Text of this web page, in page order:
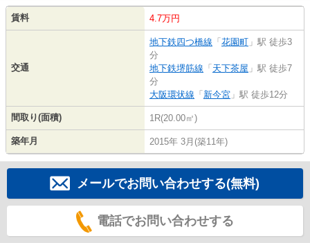
賃料 4.7万円
交通
地下鉄四つ橋線 「 花園町 」駅 徒歩3
分
地下鉄堺筋線 「 天下茶屋 」駅 徒歩7
分
大阪環状線 「 新今宮 」駅 徒歩12分
間取り(面積) 1R(20.00㎡)
築年月 2015年 3月(築11年)
メールでお問い合わせする(無料)
電話でお問い合わせする